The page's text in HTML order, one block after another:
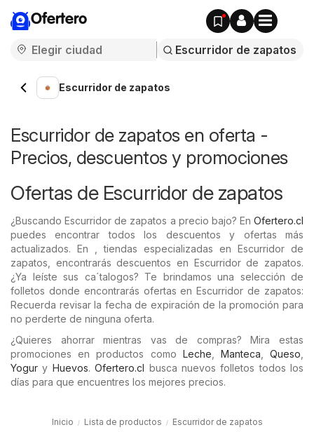
Ofertero
Escurridor de zapatos
Escurridor de zapatos en oferta -
Precios, descuentos y promociones
Ofertas de Escurridor de zapatos
¿Buscando Escurridor de zapatos a precio bajo? En Ofertero.cl
puedes encontrar todos los descuentos y ofertas más
actualizados. En , tiendas especializadas en Escurridor de
zapatos, encontrarás descuentos en Escurridor de zapatos.
¿Ya leíste sus ca´talogos? Te brindamos una selección de
folletos donde encontrarás ofertas en Escurridor de zapatos:
Recuerda revisar la fecha de expiración de la promoción para
no perderte de ninguna oferta.
¿Quieres ahorrar mientras vas de compras? Mira estas
promociones en productos como Leche Manteca ,Queso
Yogur y Huevos.Ofertero.cl busca nuevos folletos todos los
días para que encuentres los mejores precios.
Inicio Lista de productos Escurridor de zapatos